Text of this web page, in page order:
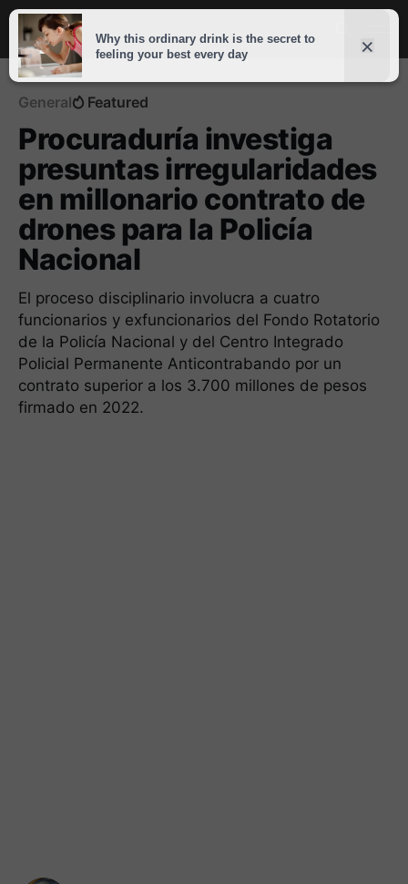
General Featured
Procuraduría investiga
presuntas irregularidades
en millonario contrato de
drones para la Policía
Nacional
El proceso disciplinario involucra a cuatro
funcionarios y exfuncionarios del Fondo Rotatorio
de la Policía Nacional y del Centro Integrado
Policial Permanente Anticontrabando por un
contrato superior a los 3.700 millones de pesos
firmado en 2022.